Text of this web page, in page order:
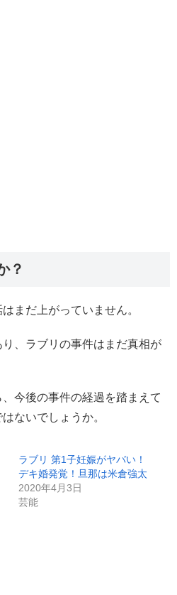
？
まだ上がっていません。
、ラブリの事件はまだ真相が
今後の事件の経過を踏まえて
ないでしょうか。
ラブリ 第1子妊娠がヤバい！
デキ婚発覚！旦那は米倉強太
2020年4月3日
芸能